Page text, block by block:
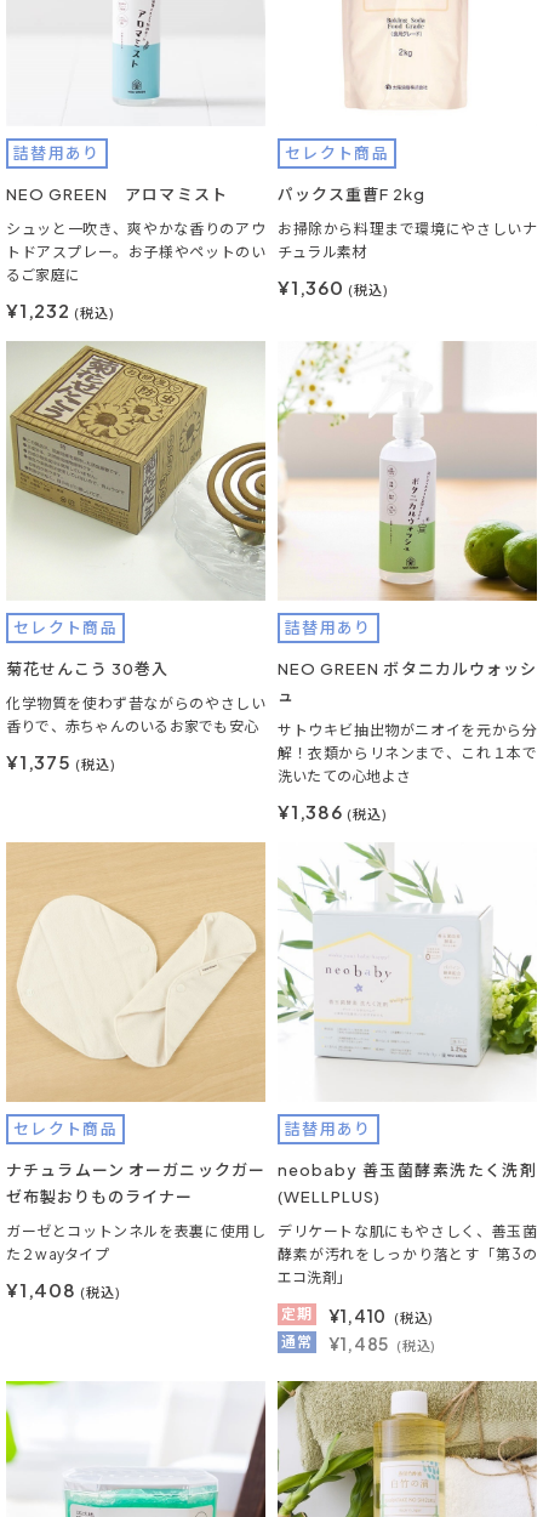
詰替用あり
NEO GREEN アロマミスト
シュッと一吹き、爽やかな香りのアウ
トドアスプレー。お子様やペットのい
るご家庭に
¥1,232 (税込)
セレクト商品
パックス重曹F 2kg
お掃除から料理まで環境にやさしいナ
チュラル素材
¥1,360 (税込)
セレクト商品
菊花せんこう 30巻入
化学物質を使わず昔ながらのやさしい
香りで、赤ちゃんのいるお家でも安心
¥1,375 (税込)
詰替用あり
NEO GREEN ボタニカルウォッシ
ュ
サトウキビ抽出物がニオイを元から分
解！衣類からリネンまで、これ１本で
洗いたての心地よさ
¥1,386 (税込)
セレクト商品
ナチュラムーン オーガニックガー
ゼ布製おりものライナー
ガーゼとコットンネルを表裏に使用し
た２wayタイプ
¥1,408 (税込)
詰替用あり
neobaby 善玉菌酵素洗たく洗剤
(WELLPLUS)
デリケートな肌にもやさしく、善玉菌
酵素が汚れをしっかり落とす「第3の
エコ洗剤」
定期
¥1,410 (税込)
通常 ¥1,485 (税込)